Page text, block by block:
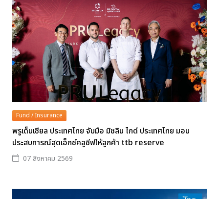
Fund / Insurance
พรูเด็นเชียล ประเทศไทย จับมือ มิชลิน ไกด์ ประเทศไทย มอบ
ประสบการณ์สุดเอ็กซ์คลูซีฟให้ลูกค้า ttb reserve
07 สิงหาคม 2569